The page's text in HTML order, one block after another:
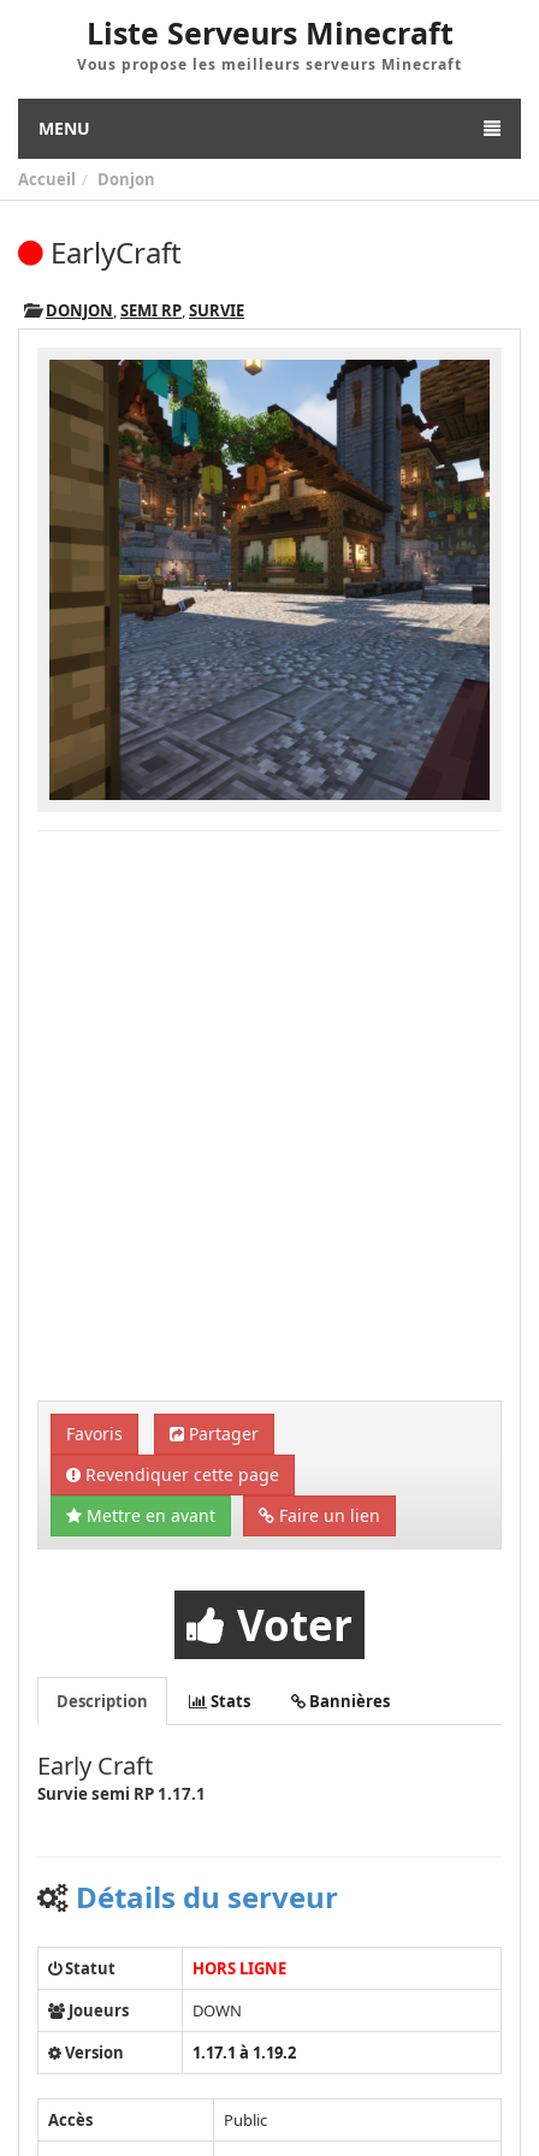
Liste Serveurs Minecraft
Vous propose les meilleurs serveurs Minecraft
MENU
Accueil Donjon
EarlyCraft
DONJON,SEMI RP,SURVIE
Favoris
Partager
Revendiquer cette page
Mettre en avant
Faire un lien
Voter
Description Stats Bannières
Early Craft
Survie semi RP 1.17.1
Détails du serveur
Statut
HORS LIGNE
Joueurs
DOWN
Version
1.17.1 à 1.19.2
Accès
Public